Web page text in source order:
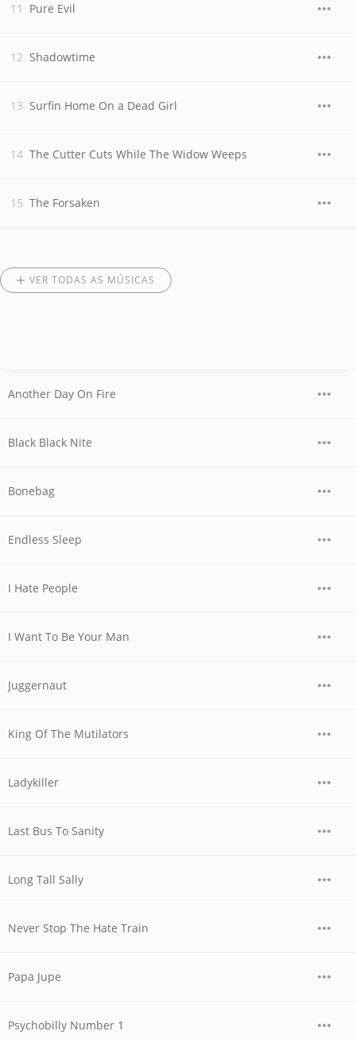
Pure Evil
Shadowtime
Surfin Home On a Dead Girl
The Cutter Cuts While The Widow Weeps
The Forsaken
VER TODAS AS MÚSICAS
Another Day On Fire
Black Black Nite
Bonebag
Endless Sleep
I Hate People
I Want To Be Your Man
Juggernaut
King Of The Mutilators
Ladykiller
Last Bus To Sanity
Long Tall Sally
Never Stop The Hate Train
Papa Jupe
Psychobilly Number 1